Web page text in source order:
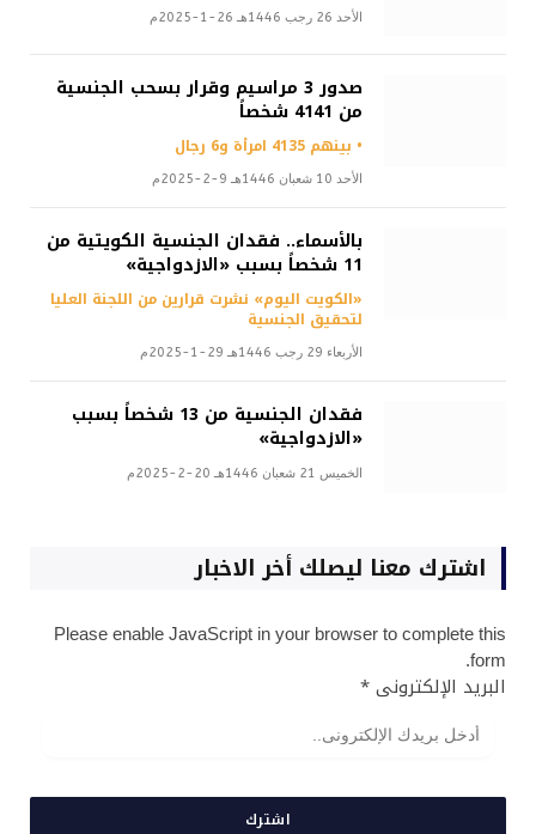
الأحد 26 رجب 1446هـ 26-1-2025م
صدور 3 مراسيم وقرار بسحب الجنسية
من 4141 شخصاً
• بينهم 4135 امرأة و6 رجال
الأحد 10 شعبان 1446هـ 9-2-2025م
بالأسماء.. فقدان الجنسية الكويتية من
11 شخصاً بسبب «الازدواجية»
«الكويت اليوم» نشرت قرارين من اللجنة العليا
لتحقيق الجنسية
الأربعاء 29 رجب 1446هـ 29-1-2025م
فقدان الجنسية من 13 شخصاً بسبب
«الازدواجية»
الخميس 21 شعبان 1446هـ 20-2-2025م
اشترك معنا ليصلك أخر الاخبار
Please enable JavaScript in your browser to complete this
form.
البريد الإلكترونى*
اشترك